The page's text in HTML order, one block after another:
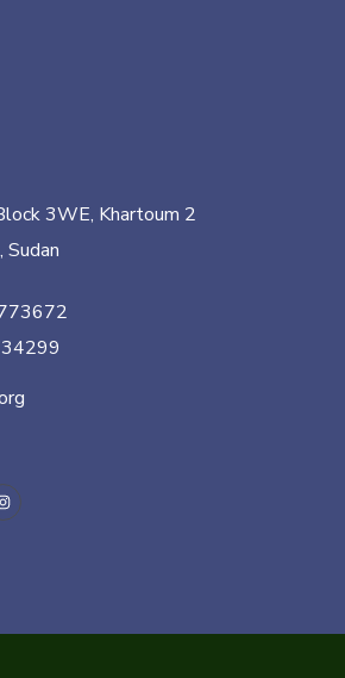
3WE, Khartoum 2
Sudan